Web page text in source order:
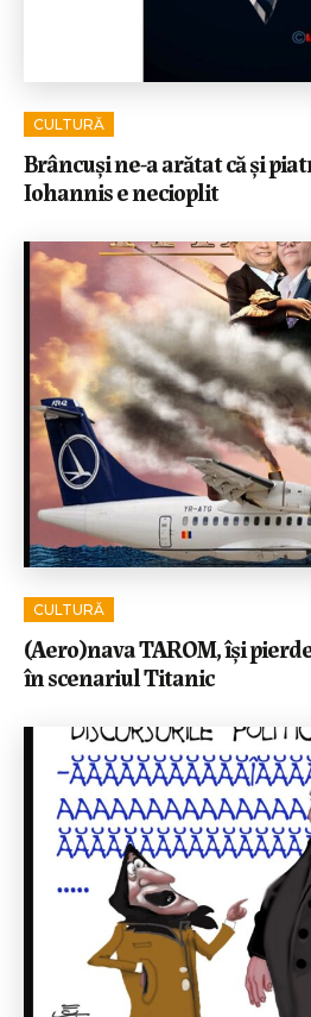
CULTURĂ
Brâncuși ne-a arătat că și
Iohannis e necioplit
CULTURĂ
(Aero)nava TAROM, își
în scenariul Titanic